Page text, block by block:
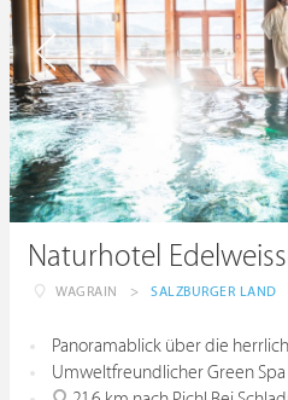
Naturhotel Edelweiss
WAGRAIN > SALZBURGER LAND
Panoramablick über die
Umweltfreundlicher Green